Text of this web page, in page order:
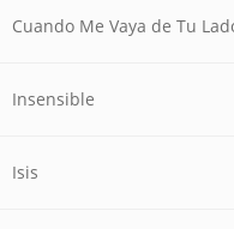
Cuando Me Vaya de Tu
Insensible
Isis